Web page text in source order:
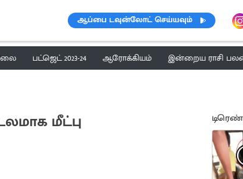
ஆப்பை டவுன்லோட் செய்யவும்
பட்ஜெட் 2023-24 ஆரோக்கியம் இன்றைய ராசி
மீட்பு